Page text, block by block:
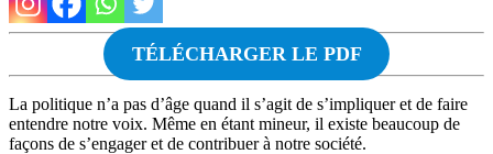
TÉLÉCHARGER LE PDF
La politique n’a pas d’âge quand il s’agit de s’impliquer et de faire
entendre notre voix. Même en étant mineur, il existe beaucoup de
façons de s’engager et de contribuer à notre société.